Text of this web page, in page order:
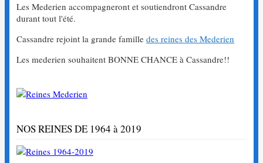
Les Mederien accompagneront et soutiendront Cassandre
durant tout l'été.
Cassandre rejoint la grande famille des reines des Mederien
Les mederien souhaitent BONNE CHANCE à Cassandre!!
NOS REINES DE 1964 à 2019